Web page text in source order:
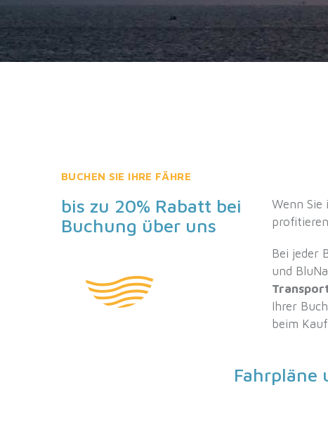
BUCHEN SIE IHRE FÄHRE
bis zu 20% Rabatt bei
Buchung über uns
Wenn Sie
Bei jeder
und
Ihrer
beim
Fahrpläne